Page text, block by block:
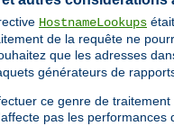
HostnameLookups
de la requête ne
que les adresses
générateurs de
ce genre de
pas les performances